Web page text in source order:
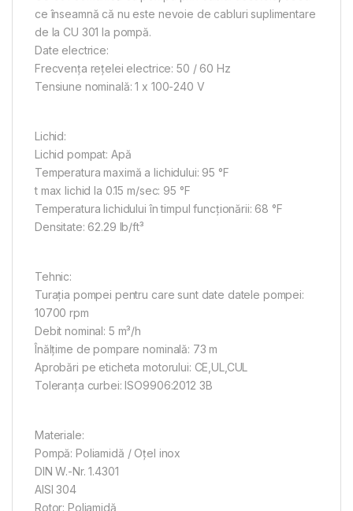
ce înseamnă că nu este nevoie de cabluri suplimentare
de la CU 301 la pompă.
Date electrice:
Frecvenţa reţelei electrice: 50 / 60 Hz
Tensiune nominală: 1 x 100-240 V
Lichid:
Lichid pompat: Apă
Temperatura maximă a lichidului: 95 °F
t max lichid la 0.15 m/sec: 95 °F
Temperatura lichidului în timpul funcționării: 68 °F
Densitate: 62.29 lb/ft³
Tehnic:
Turaţia pompei pentru care sunt date datele pompei:
10700 rpm
Debit nominal: 5 m³/h
Înălţime de pompare nominală: 73 m
Aprobări pe eticheta motorului: CE,UL,CUL
Toleranţa curbei: ISO9906:2012 3B
Materiale:
Pompă: Poliamidă / Oțel inox
DIN W.-Nr. 1.4301
AISI 304
Rotor: Poliamidă